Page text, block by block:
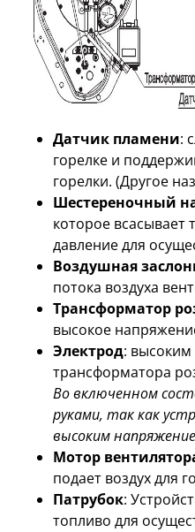
Датчик пламени:
горелке и
горелки. (Другое
Шестереночный
которое всасывает
давление для
Воздушная
потока воздуха
Трансформатор
высокое
Электрод:
трансформатора
Во включенном
руками, так как
высоким
Мотор
подает воздух для
Патрубок:
топливо для